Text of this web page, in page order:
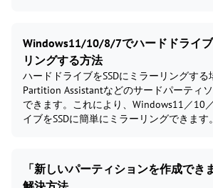
Windows11/10/8/7でハードドライブ
リングする方法
ハードドライブをSSDにミラーリングする
Partition Assistantなどのサードパーティ
できます。これにより、Windows11／10
イブをSSDに簡単にミラーリングできます。
「新しいパーティションを作成でき